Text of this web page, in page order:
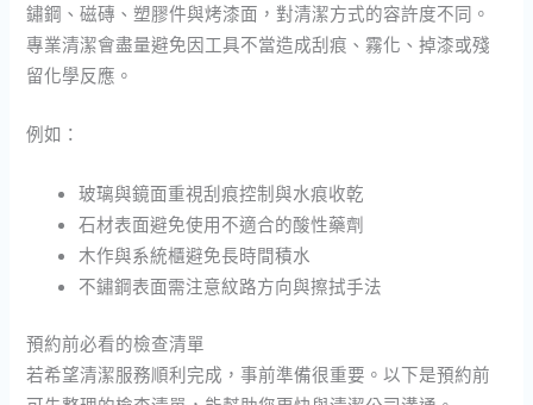
鏽鋼、磁磚、塑膠件與烤漆面，對清潔方式的容許度不同。
專業清潔會盡量避免因工具不當造成刮痕、霧化、掉漆或殘
留化學反應。
例如：
玻璃與鏡面重視刮痕控制與水痕收乾
石材表面避免使用不適合的酸性藥劑
木作與系統櫃避免長時間積水
不鏽鋼表面需注意紋路方向與擦拭手法
預約前必看的檢查清單
若希望清潔服務順利完成，事前準備很重要。以下是預約前